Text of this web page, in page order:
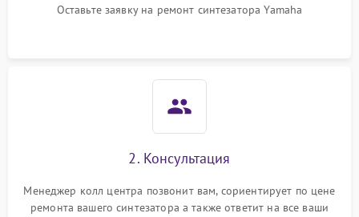
Оставьте заявку на ремонт синтезатора Yamaha
2. Консультация
Менеджер колл центра позвонит вам, сориентирует по цене
ремонта вашего синтезатора а также ответит на все ваши